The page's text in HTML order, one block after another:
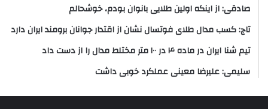
صادقی: از اینکه اولین طلایی بانوان بودم، خوشحالم
تاج: کسب مدال طلای فوتسال نشان از اقتدار جوانان برومند ایران دارد
تیم شنا ایران در ماده ۴ در ۱۰۰ متر مختلط مدال را از دست داد
سلیمی: علیرضا معینی عملکرد خوبی داشت